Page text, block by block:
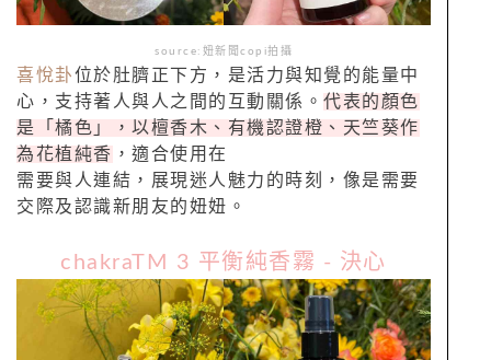
source:妞新聞copi拍攝
喜悅卦位於肚臍正下方，是活力與知覺的能量中
心，支持著人與人之間的互動關係。 代表的顏色
是「橘色」，以檀香木、有機認證橙、天竺葵作
為花植純香 ，適合使用在
需要與人連結，展現迷人魅力的時刻，像是需要
交際及認識新朋友的妞妞。
chakraTM 3 平衡純香霧 - 決心